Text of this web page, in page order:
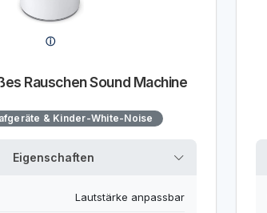
Rauschen Sound Machine
& Kinder-White-Noise
Eigenschaften
Lautstärke anpassbar